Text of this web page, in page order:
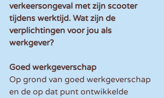
verkeersongeval met zijn scooter
tijdens werktijd. Wat zijn de
verplichtingen voor jou als
werkgever?
Goed werkgeverschap
Op grond van goed werkgeverschap
en de op dat punt ontwikkelde